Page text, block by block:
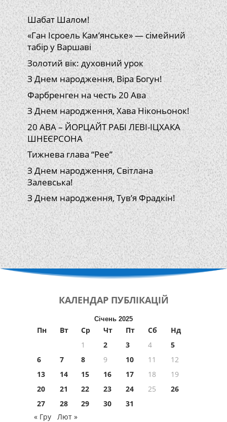
Шабат Шалом!
«Ган Ісроель Кам’янське» — сімейний
табір у Варшаві
Золотий вік: духовний урок
З Днем народження, Віра Богун!
Фарбренген на честь 20 Ава
З Днем народження, Хава Ніконьонок!
20 АВА – ЙОРЦАЙТ РАБІ ЛЕВІ-ІЦХАКА
ШНЕЄРСОНА
Тижнева глава “Рее”
З Днем народження, Світлана
Залевська!
З Днем народження, Тув’я Фрадкін!
КАЛЕНДАР ПУБЛІКАЦІЙ
Січень 2025
Пн Вт Ср Чт Пт Сб
Нд
1
2 3 4
5
6
7 8 9 10 11
12
13
14 15 16 17 18
19
20
21 22 23 24 25
26
27
28 29 30
31
« Гру
Лют »